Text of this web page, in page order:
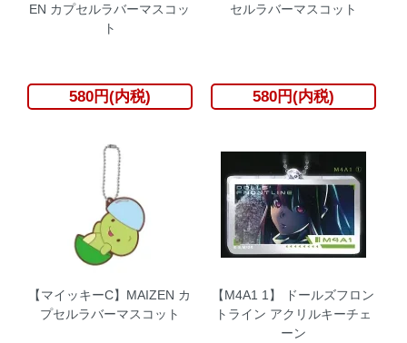
EN カプセルラバーマスコッ
ト
580円(内税)
セルラバーマスコット
580円(内税)
【マイッキーC】MAIZEN カ
プセルラバーマスコット
【M4A1 1】 ドールズフロン
トライン アクリルキーチェ
ーン